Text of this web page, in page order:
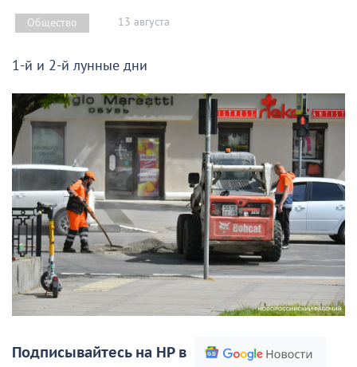
Общество 13 августа
1-й и 2-й лунные дни
Подписывайтесь на НР в